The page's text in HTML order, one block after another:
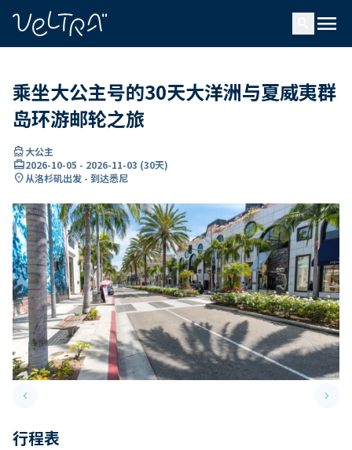
menu
乘坐大公主号的30天大洋洲与夏威夷群
岛环游邮轮之旅
directions_boat大公主
card_travel2026-10-05 - 2026-11-03 (30天)
location_on从洛杉矶出发 - 到达悉尼
keyboard_arrow_leftPrevious slide keyboard_arrow_right
行程表